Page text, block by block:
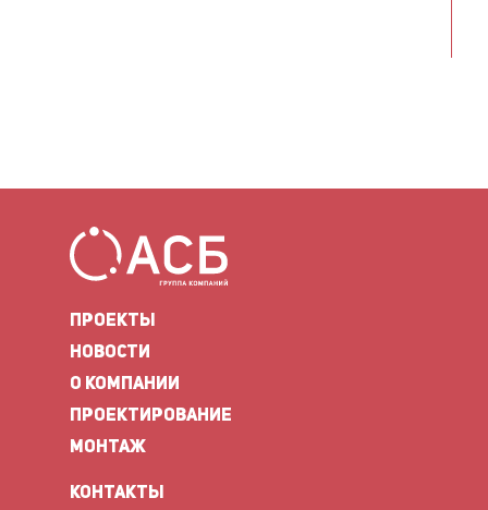
ПРОЕКТЫ
НОВОСТИ
О КОМПАНИИ
ПРОЕКТИРОВАНИЕ
МОНТАЖ
КОНТАКТЫ